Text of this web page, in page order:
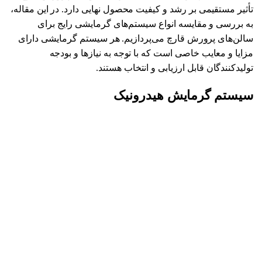
تأثیر مستقیمی بر رشد و کیفیت محصول نهایی دارد. در این مقاله،
به بررسی و مقایسه انواع سیستم‌های گرمایشی رایج برای
سالن‌های پرورش قارچ می‌پردازیم. هر سیستم گرمایشی دارای
مزایا و معایب خاصی است که با توجه به نیازها و بودجه
تولیدکنندگان قابل ارزیابی و انتخاب هستند.
سیستم گرمایش هیدرونیک